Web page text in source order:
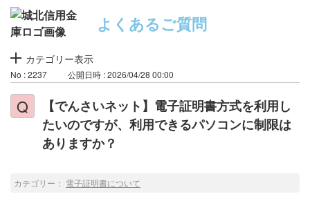
よくあるご質問
カテゴリー表示
No : 2237 公開日時 : 2026/04/28 00:00
【でんさいネット】電子証明書方式を利用し
たいのですが、利用できるパソコンに制限は
ありますか？
カテゴリー： 電子証明書について